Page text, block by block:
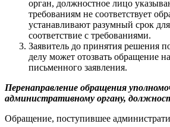
орган, должностное лицо
требованиям не соответствует
устанавливают разумный срок
соответствие с требованиями.
Заявитель до принятия решения
делу может отозвать обращение
письменного заявления.
Перенаправление обращения
административному органу,
Обращение, поступившее